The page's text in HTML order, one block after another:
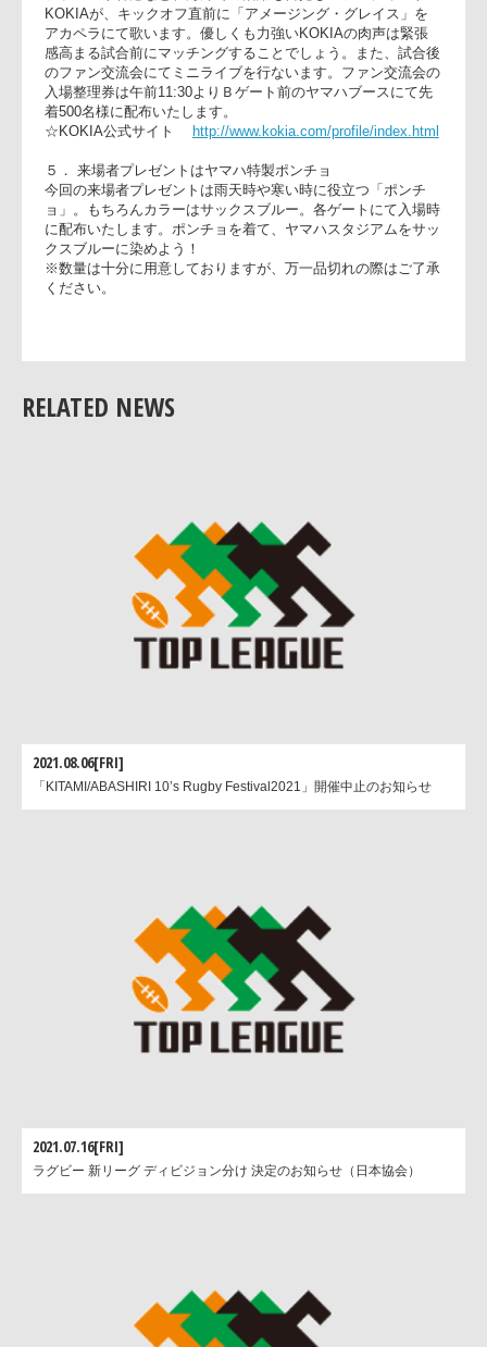
します。ちなみにＦＭの解説者は元ヤマハ選手の浜浦幸光さ
が今年も担当しますので、これでもうルールなんて怖くない
４． アーティストKOKIA ミニライブ
フランスや香港など、海外での活躍も目覚しいアーティスト
KOKIAが、キックオフ直前に「アメージング・グレイス」を
感高まる試合前にマッチングすることでしょう。また、試合
のファン交流会にてミニライブを行ないます。ファン交流会
入場整理券は午前11:30よりＢゲート前のヤマハブースにて先
着500名様に配布いたします。
☆KOKIA公式サイト
５． 来場者プレゼントはヤマハ特製ポンチョ
に配布いたします。ポンチョを着て、ヤマハスタジアムをサ
※数量は十分に用意しておりますが、万一品切れの際はご了
RELATED NEWS
2021.08.06[FRI]
「KITAMI/ABASHIRI 10’s Rugby Festival2021」開催中止のお知らせ
2021.07.16[FRI]
ラグビー 新リーグ ディビジョン分け 決定のお知らせ（日本協会）